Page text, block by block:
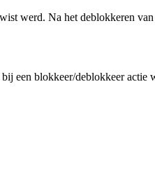
werd. Na het deblokkeren
een blokkeer/deblokkeer